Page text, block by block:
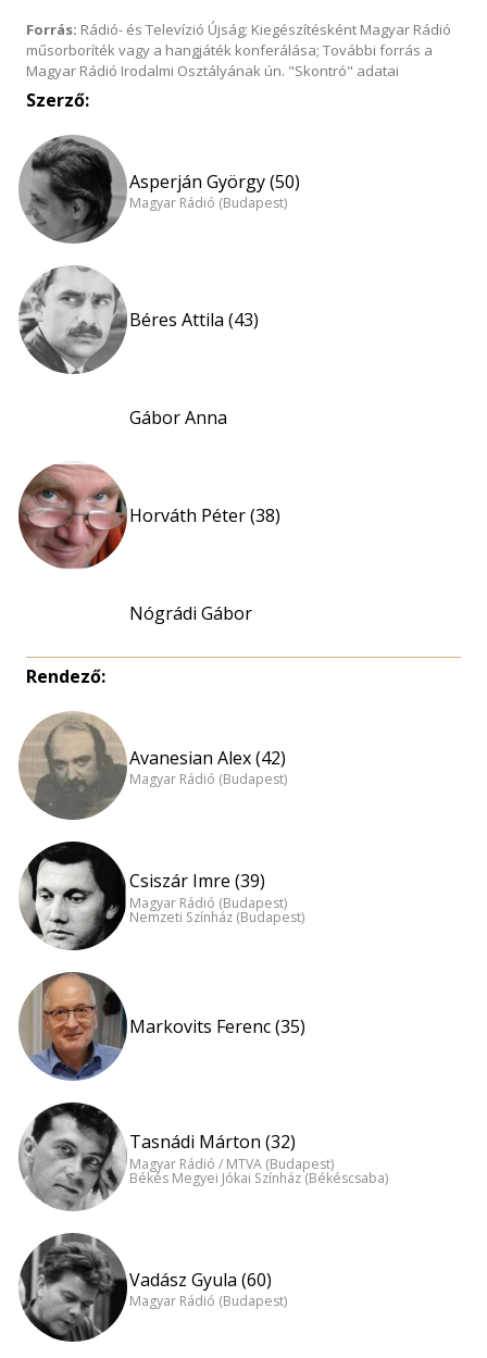
Forrás: Rádió- és Televízió Újság; Kiegészítésként Magyar Rádió
műsorboríték vagy a hangjáték konferálása; További forrás a
Magyar Rádió Irodalmi Osztályának ún. "Skontró" adatai
Szerző:
Asperján György (50)
Magyar Rádió (Budapest)
Béres Attila (43)
Gábor Anna
Horváth Péter (38)
Nógrádi Gábor
Rendező:
Avanesian Alex (42)
Magyar Rádió (Budapest)
Csiszár Imre (39)
Magyar Rádió (Budapest)
Nemzeti Színház (Budapest)
Markovits Ferenc (35)
Tasnádi Márton (32)
Magyar Rádió / MTVA (Budapest)
Békés Megyei Jókai Színház (Békéscsaba)
Vadász Gyula (60)
Magyar Rádió (Budapest)